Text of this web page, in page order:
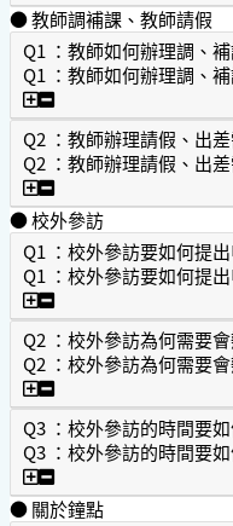
● 教師調補課、教師請假
Q1 ：教師如何辦理調、
Q1 ：教師如何辦理調、
Q1 ：教師如何辦理調
Q2 ：教師辦理請假、出
Q2 ：教師辦理請假、出
Q2 ：教師辦理請假、
● 校外參訪
Q1 ：校外參訪要如何提出
Q1 ：校外參訪要如何提出
Q1 ：校外參訪要如何
Q2 ：校外參訪為何需要
Q2 ：校外參訪為何需要
Q2 ：校外參訪為何需
Q3 ：校外參訪的時間要
Q3 ：校外參訪的時間要
Q3 ：校外參訪的時間
● 關於鐘點